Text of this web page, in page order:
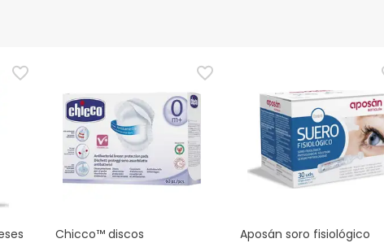
Chicco™ discos
Aposán soro fisiológico